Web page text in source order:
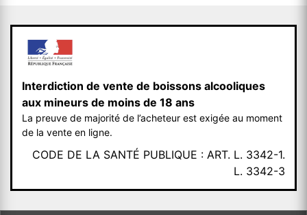
Interdiction de vente de boissons alcooliques
aux mineurs de moins de 18 ans
La preuve de majorité de l’acheteur est exigée au moment
de la vente en ligne.
CODE DE LA SANTÉ PUBLIQUE : ART. L. 3342-1.
L. 3342-3